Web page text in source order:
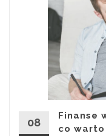
08
Finanse
co warto